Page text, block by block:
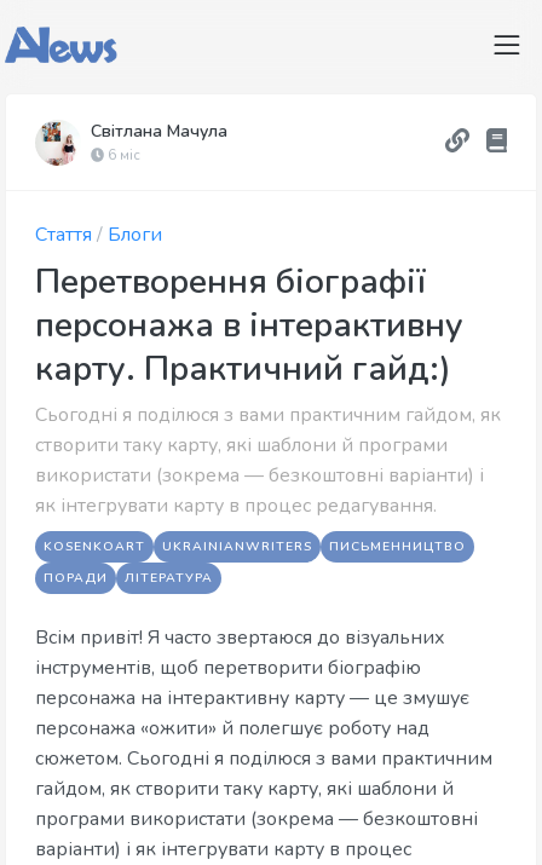
Світлана Мачула
6 міс
Стаття / Блоги
Перетворення біографії
персонажа в інтерактивну
карту. Практичний гайд:)
Сьогодні я поділюся з вами практичним гайдом, як
створити таку карту, які шаблони й програми
використати (зокрема — безкоштовні варіанти) і
як інтегрувати карту в процес редагування.
KOSENKOART UKRAINIANWRITERS
ПИСЬМЕННИЦТВО
ПОРАДИ
ЛІТЕРАТУРА
Всім привіт! Я часто звертаюся до візуальних
інструментів, щоб перетворити біографію
персонажа на інтерактивну карту — це змушує
персонажа «ожити» й полегшує роботу над
сюжетом. Сьогодні я поділюся з вами практичним
гайдом, як створити таку карту, які шаблони й
програми використати (зокрема — безкоштовні
варіанти) і як інтегрувати карту в процес